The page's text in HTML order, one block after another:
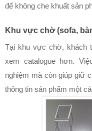
để không che khuất sản
Khu vực chờ (sofa,
Tại khu vực chờ, khách
xem catalogue hơn.
nghiệm mà còn giúp giữ
thông tin sản phẩm một